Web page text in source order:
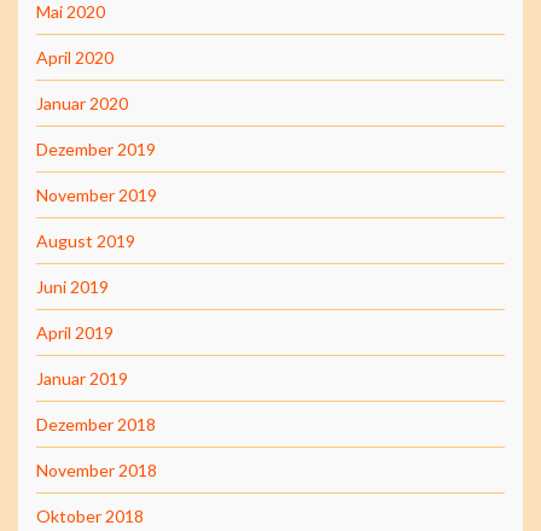
Mai 2020
April 2020
Januar 2020
Dezember 2019
November 2019
August 2019
Juni 2019
April 2019
Januar 2019
Dezember 2018
November 2018
Oktober 2018